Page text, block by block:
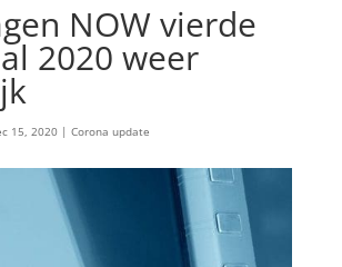
NOW vierde
2020 weer
15, 2020| Corona update